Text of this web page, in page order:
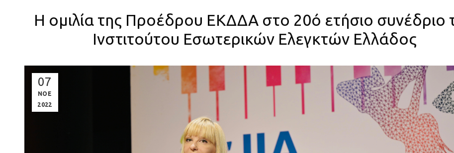
Η ομιλία της Προέδρου ΕΚΔΔΑ στο 20ό ετήσιο συνέδριο
Ινστιτούτου Εσωτερικών Ελεγκτών Ελλάδος
07
ΝΟΕ
2022